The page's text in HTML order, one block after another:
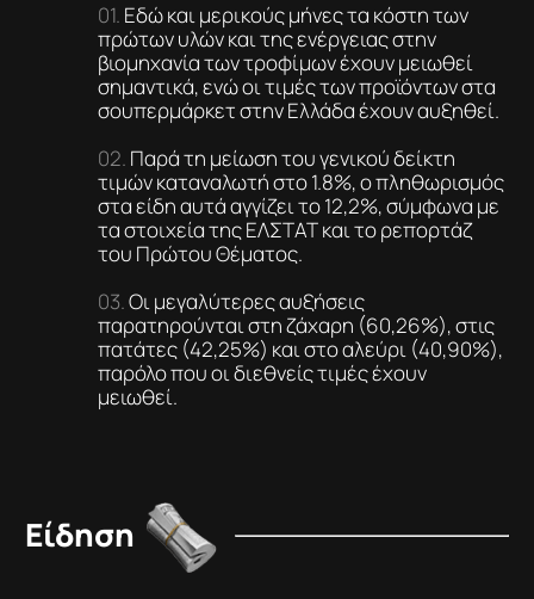
Εδώ και μερικούς μήνες τα κόστη των
πρώτων υλών και της ενέργειας στην
βιομηχανία των τροφίμων έχουν μειωθεί
σημαντικά, ενώ οι τιμές των προϊόντων στα
σουπερμάρκετ στην Ελλάδα έχουν αυξηθεί.
Παρά τη μείωση του γενικού δείκτη
τιμών καταναλωτή στο 1.8%, ο πληθωρισμός
στα είδη αυτά αγγίζει το 12,2%, σύμφωνα με
τα στοιχεία της ΕΛΣΤΑΤ και το ρεπορτάζ
του Πρώτου Θέματος.
Οι μεγαλύτερες αυξήσεις
παρατηρούνται στη ζάχαρη (60,26%), στις
πατάτες (42,25%) και στο αλεύρι (40,90%),
παρόλο που οι διεθνείς τιμές έχουν
μειωθεί.
Είδηση